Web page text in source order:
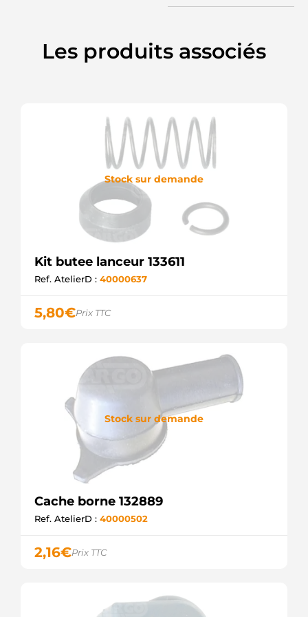
Les produits associés
Stock sur demande
Kit butee lanceur 133611
Ref. AtelierD : 40000637
5,80€Prix TTC
Stock sur demande
Cache borne 132889
Ref. AtelierD : 40000502
2,16€Prix TTC